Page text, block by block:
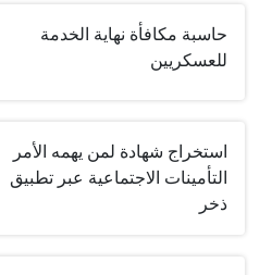
حاسبة مكافأة نهاية الخدمة
للعسكريين
استخراج شهادة لمن يهمه الأمر
التأمينات الاجتماعية عبر تطبيق
ذخر